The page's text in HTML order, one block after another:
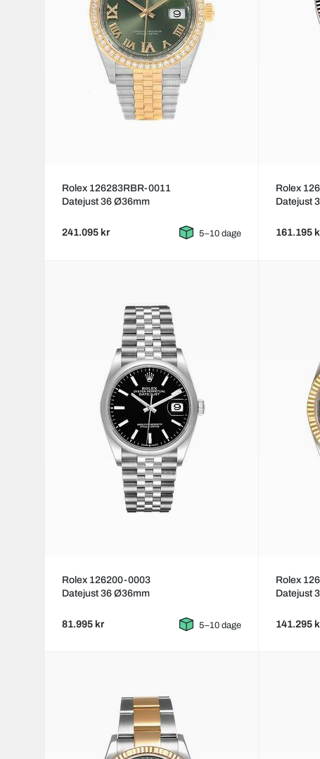
Rolex 126283RBR-0011
Datejust 36 Ø36mm
241.095 kr 5–10 dage
Rolex
Datejust
161.195
Rolex 126200-0003
Datejust 36 Ø36mm
81.995 kr 5–10 dage
Rolex
Datejust
141.295